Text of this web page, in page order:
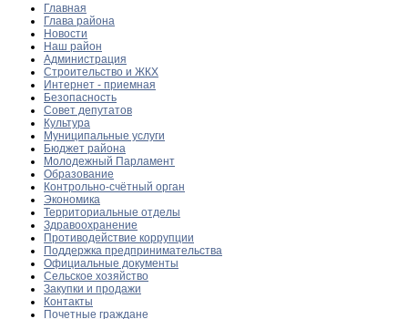
Главная
Глава района
Новости
Наш район
Администрация
Строительство и ЖКХ
Интернет - приемная
Безопасность
Совет депутатов
Культура
Муниципальные услуги
Бюджет района
Молодежный Парламент
Образование
Контрольно-счётный орган
Экономика
Территориальные отделы
Здравоохранение
Противодействие коррупции
Поддержка предпринимательства
Официальные документы
Сельское хозяйство
Закупки и продажи
Контакты
Почетные граждане